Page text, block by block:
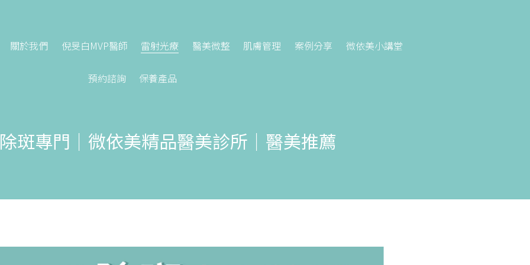
關於我們 倪旻白MVP醫師 雷射光療 醫美微整 肌膚管理 案例分享 微依美小講堂
預約諮詢 保養產品
斑專門｜微依美精品醫美診所｜醫美推薦